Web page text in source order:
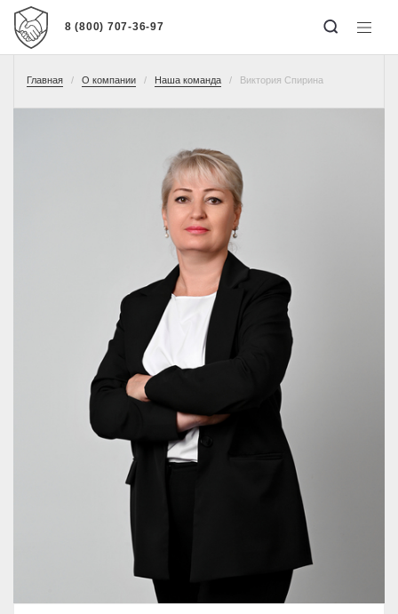
8 (800) 707-36-97
Главная О компании Наша команда Виктория Спирина